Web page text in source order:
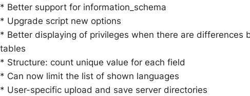
* Better support for information_schema
* Upgrade script new options
* Better displaying of privileges when there are differences
tables
* Structure: count unique value for each field
* Can now limit the list of shown languages
* User-specific upload and save server directories